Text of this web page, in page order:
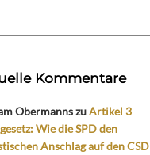
Kommentare
ObermannszuArtikel 3
Wie die SPD den
Anschlag auf den CSD